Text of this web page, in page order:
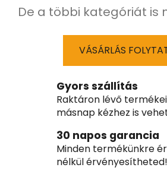
De a többi kategóriát is
VÁSÁRLÁS
Gyors szállítás
Raktáron lévő
másnap kézhez is
30 napos garancia
Minden termékünkre
nélkül érvényesítheted!